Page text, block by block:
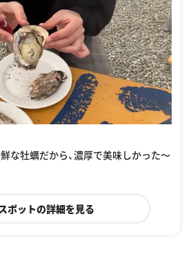
な牡蠣だから、濃厚で美味しかった〜
ポットの詳細を見る